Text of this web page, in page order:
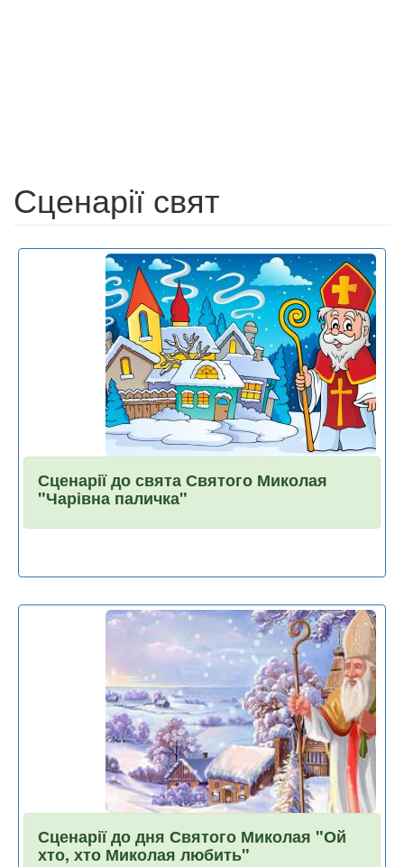
Сценарії свят
Сценарії до свята Святого Миколая
"Чарівна паличка"
Сценарії до дня Святого Миколая "Ой
хто, хто Миколая любить"